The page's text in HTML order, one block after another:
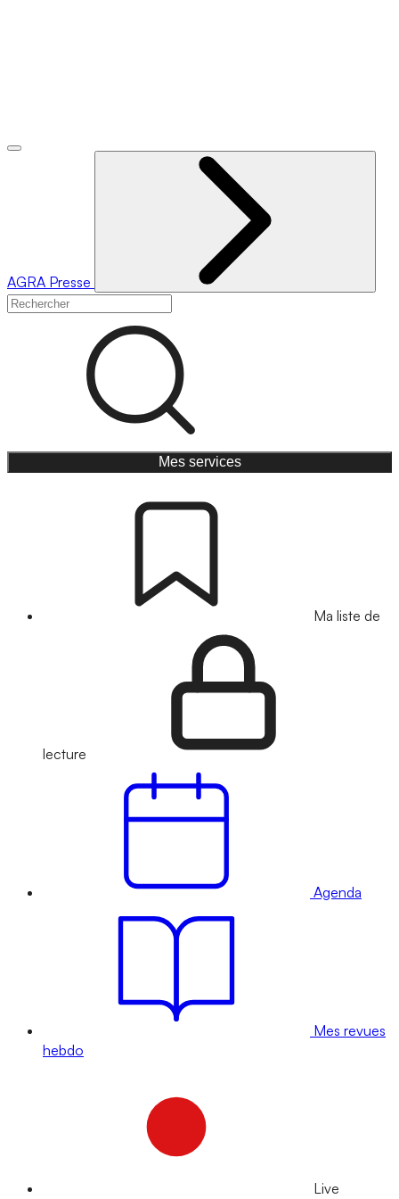
AGRA Presse
Mes services
Ma liste de
lecture
Agenda
Mes revues
hebdo
Live